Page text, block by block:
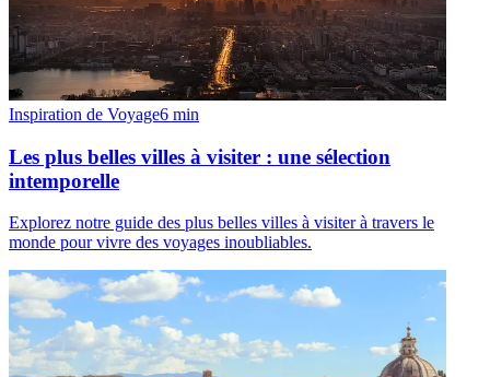
Inspiration de Voyage6 min
Les plus belles villes à visiter : une sélection
intemporelle
Explorez notre guide des plus belles villes à visiter à travers le
monde pour vivre des voyages inoubliables.